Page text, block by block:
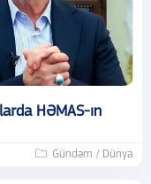
HƏMAS-ın
Gündəm / Dünya